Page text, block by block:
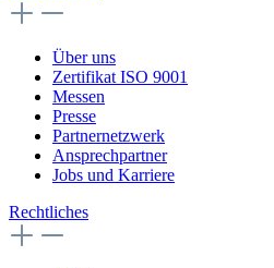
Über uns
Zertifikat ISO 9001
Messen
Presse
Partnernetzwerk
Ansprechpartner
Jobs und Karriere
Rechtliches